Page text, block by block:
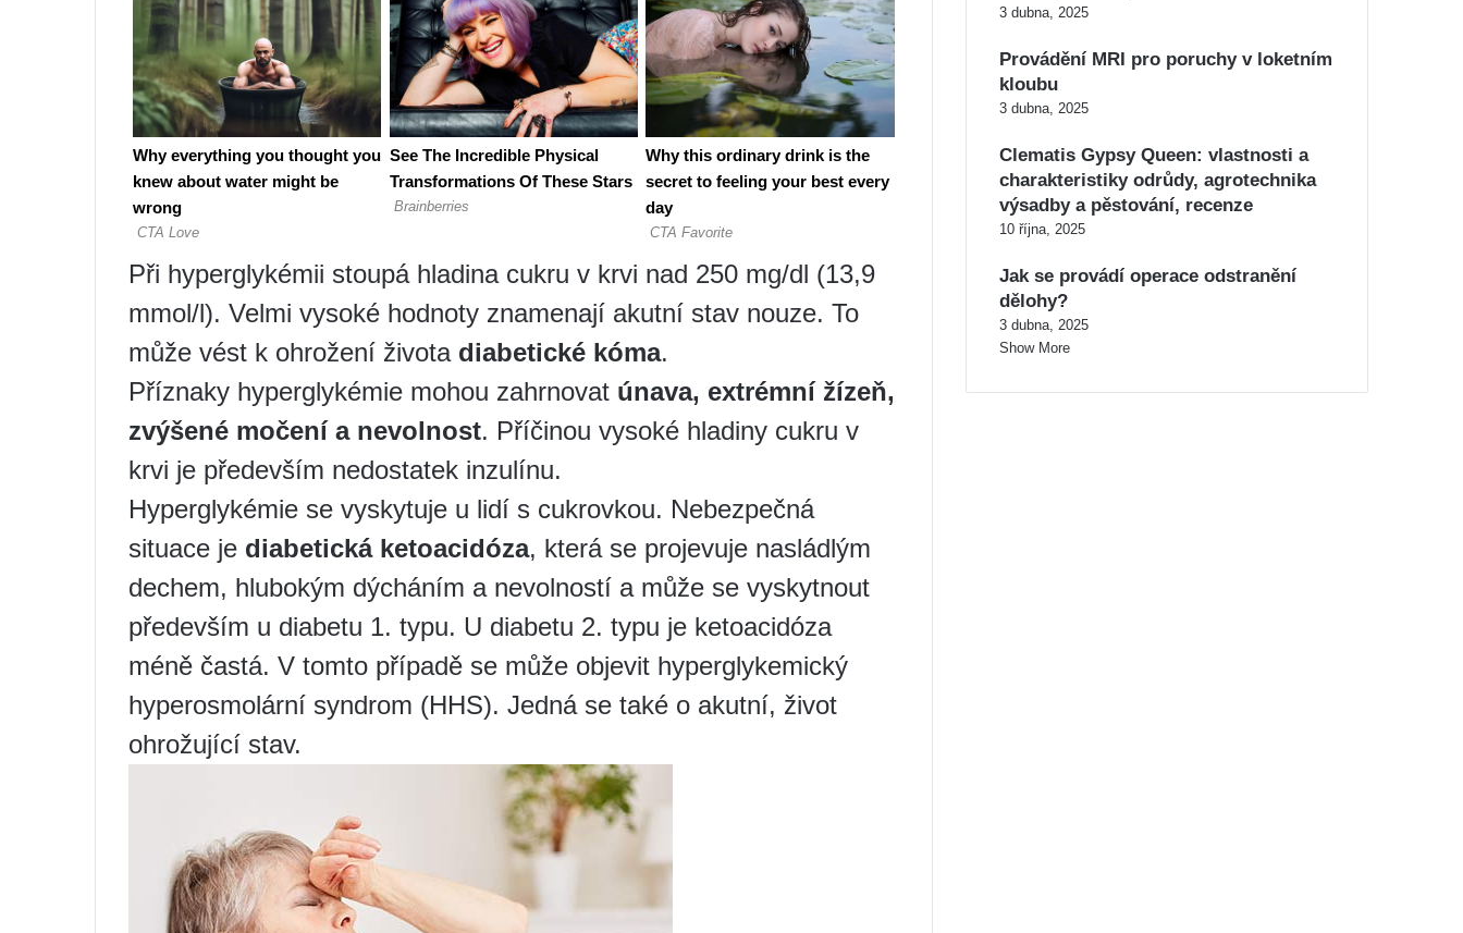
Při hyperglykémii stoupá hladina cukru v krvi nad 250 mg/dl (13,9
mmol/l). Velmi vysoké hodnoty znamenají akutní stav nouze. To
může vést k ohrožení života diabetické kóma.
Příznaky hyperglykémie mohou zahrnovat únava, extrémní žízeň,
zvýšené močení a nevolnost. Příčinou vysoké hladiny cukru v
krvi je především nedostatek inzulínu.
Hyperglykémie se vyskytuje u lidí s cukrovkou. Nebezpečná
situace je diabetická ketoacidóza, která se projevuje nasládlým
dechem, hlubokým dýcháním a nevolností a může se vyskytnout
především u diabetu 1. typu. U diabetu 2. typu je ketoacidóza
méně častá. V tomto případě se může objevit hyperglykemický
hyperosmolární syndrom (HHS). Jedná se také o akutní, život
ohrožující stav.
3 dubna, 2025
Provádění MRI pro poruchy v loketním
kloubu
3 dubna, 2025
Clematis Gypsy Queen: vlastnosti a
charakteristiky odrůdy, agrotechnika
výsadby a pěstování, recenze
10 října, 2025
Jak se provádí operace odstranění
dělohy?
3 dubna, 2025
Show More